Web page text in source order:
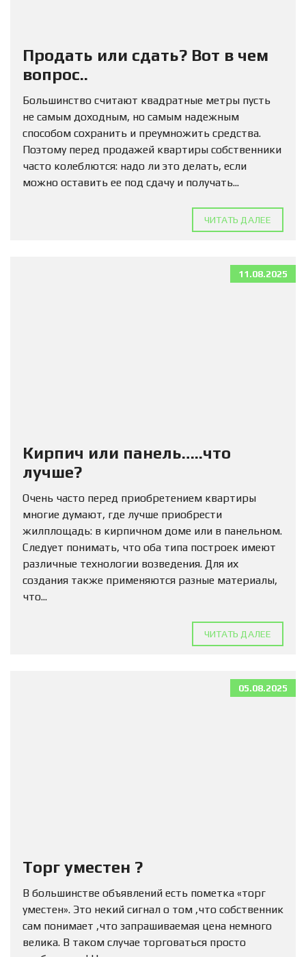
Продать или сдать? Вот в чем
вопрос..
Большинство считают квадратные метры пусть
не самым доходным, но самым надежным
способом сохранить и преумножить средства.
Поэтому перед продажей квартиры собственники
часто колеблются: надо ли это делать, если
можно оставить ее под сдачу и получать...
ЧИТАТЬ ДАЛЕЕ
11.08.2025
Кирпич или панель…..что
лучше?
Очень часто перед приобретением квартиры
многие думают, где лучше приобрести
жилплощадь: в кирпичном доме или в панельном.
Следует понимать, что оба типа построек имеют
различные технологии возведения. Для их
создания также применяются разные материалы,
что...
ЧИТАТЬ ДАЛЕЕ
05.08.2025
Торг уместен ?
В большинстве объявлений есть пометка «торг
уместен». Это некий сигнал о том ,что собственник
сам понимает ,что запрашиваемая цена немного
велика. В таком случае торговаться просто